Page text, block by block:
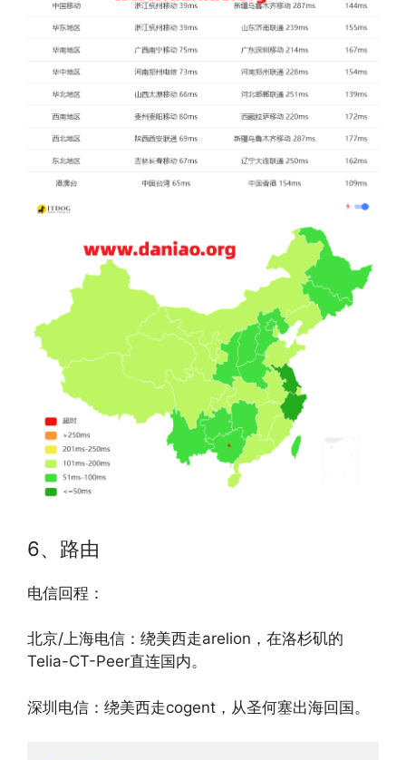
6、路由
电信回程：
北京/上海电信：绕美西走arelion，在洛杉矶的
Telia-CT-Peer直连国内。
深圳电信：绕美西走cogent，从圣何塞出海回国。